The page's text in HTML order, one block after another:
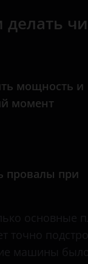
делать
мощность и
момент
провалы при